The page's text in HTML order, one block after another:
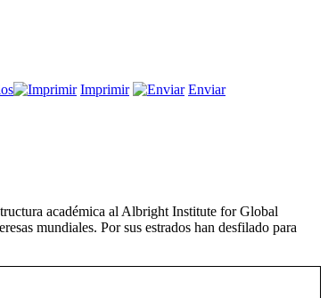
en
malo
es
Imprimir Enviar
académica al Albright Institute for Global
mundiales. Por sus estrados han desfilado para